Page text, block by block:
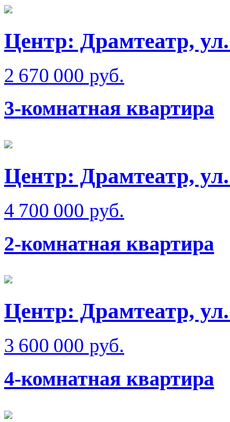
Центр: Драмтеатр,
2 670 000 руб.
3-комнатная квартира
Центр: Драмтеатр,
4 700 000 руб.
2-комнатная квартира
Центр: Драмтеатр,
3 600 000 руб.
4-комнатная квартира